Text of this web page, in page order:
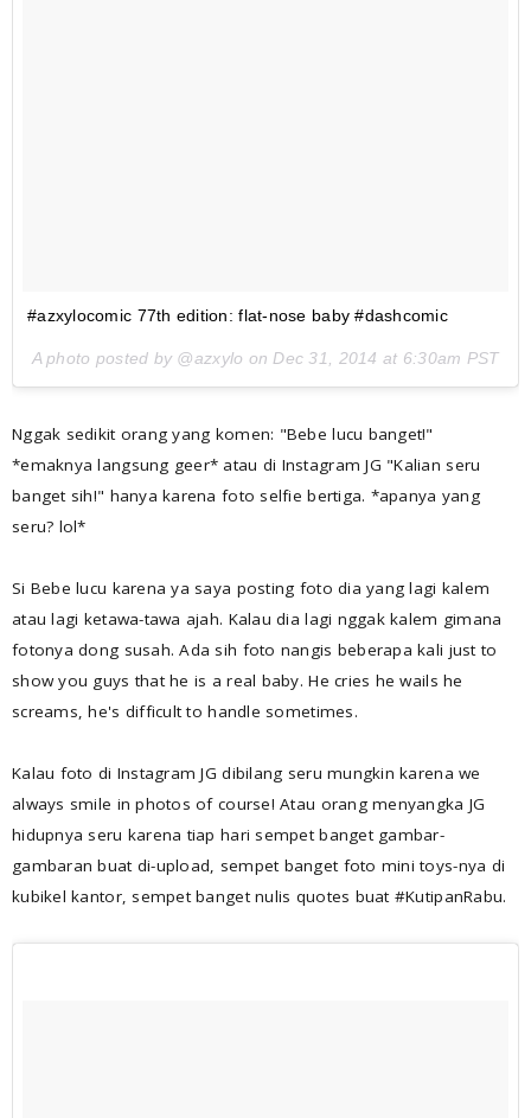
#azxylocomic 77th edition: flat-nose baby #dashcomic
A photo posted by @azxylo on Dec 31, 2014 at 6:30am PST
Nggak sedikit orang yang komen: "Bebe lucu banget!"
*emaknya langsung geer* atau di Instagram JG "Kalian seru
banget sih!" hanya karena foto selfie bertiga. *apanya yang
seru? lol*
Si Bebe lucu karena ya saya posting foto dia yang lagi kalem
atau lagi ketawa-tawa ajah. Kalau dia lagi nggak kalem gimana
fotonya dong susah. Ada sih foto nangis beberapa kali just to
show you guys that he is a real baby. He cries he wails he
screams, he's difficult to handle sometimes.
Kalau foto di Instagram JG dibilang seru mungkin karena we
always smile in photos of course! Atau orang menyangka JG
hidupnya seru karena tiap hari sempet banget gambar-
gambaran buat di-upload, sempet banget foto mini toys-nya di
kubikel kantor, sempet banget nulis quotes buat #KutipanRabu.